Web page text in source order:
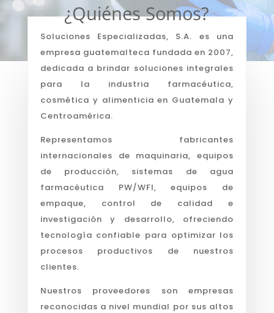
¿Quiénes Somos?
Soluciones Especializadas, S.A. es una
empresa guatemalteca fundada en 2007,
dedicada a brindar soluciones integrales
para la industria farmacéutica,
cosmética y alimenticia en Guatemala y
Centroamérica.
Representamos fabricantes
internacionales de maquinaria, equipos
de producción, sistemas de agua
farmacéutica PW/WFI, equipos de
empaque, control de calidad e
investigación y desarrollo, ofreciendo
tecnología confiable para optimizar los
procesos productivos de nuestros
clientes.
Nuestros proveedores son empresas
reconocidas a nivel mundial por sus altos